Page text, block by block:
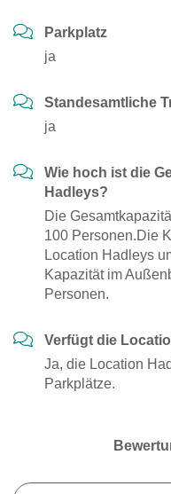
Parkplatz
ja
Standesamtliche
ja
Wie hoch ist die
Hadleys?
Die
100 Personen.Die
Location Hadleys
Kapazität im
Personen.
Verfügt die
Ja, die Location
Parkplätze.